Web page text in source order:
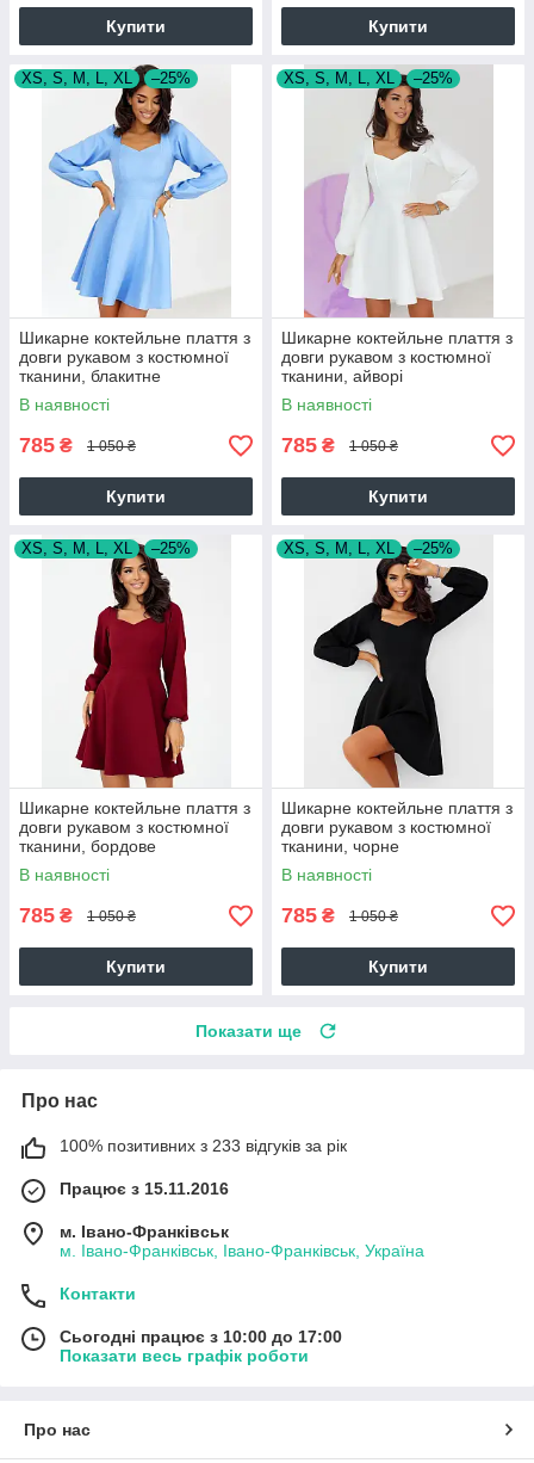
Купити Купити
XS, S, M, L, XL –25%
Шикарне коктейльне плаття з
довги рукавом з костюмної
тканини, блакитне
В наявності
785 ₴ 1 050 ₴
Купити
XS, S, M, L, XL –25%
Шикарне коктейльне плаття з
довги рукавом з костюмної
тканини, айворі
В наявності
785 ₴ 1 050 ₴
Купити
XS, S, M, L, XL –25%
Шикарне коктейльне плаття з
довги рукавом з костюмної
тканини, бордове
В наявності
785 ₴ 1 050 ₴
Купити
XS, S, M, L, XL –25%
Шикарне коктейльне плаття з
довги рукавом з костюмної
тканини, чорне
В наявності
785 ₴ 1 050 ₴
Купити
Показати ще
Про нас
100% позитивних з 233 відгуків за рік
Працює з 15.11.2016
м. Івано-Франківськ
м. Івано-Франківськ, Івано-Франківськ, Україна
Контакти
Сьогодні працює з 10:00 до 17:00
Показати весь графік роботи
Про нас